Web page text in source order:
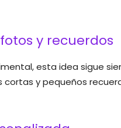
y recuerdos
esta idea sigue
cortas y pequeños